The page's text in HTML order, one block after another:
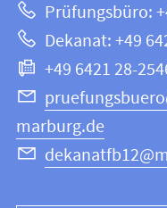
Website
und
Informatik
Prüfungsbüro:
Dekanat: +49
+49 6421 28-
marburg.de